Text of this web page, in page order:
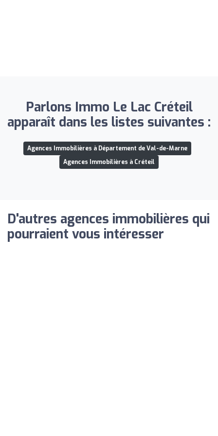
Parlons Immo Le Lac Créteil
apparaît dans les listes suivantes :
Agences Immobilières à Département de Val-de-Marne
Agences Immobilières à Créteil
D'autres agences immobilières qui
pourraient vous intéresser